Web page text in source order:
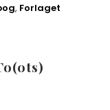
, Forlaget